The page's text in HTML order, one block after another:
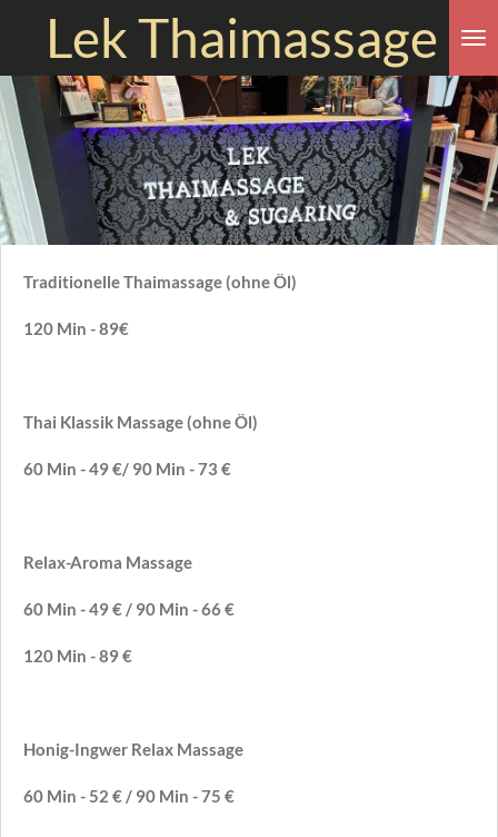
Hauptinhalt
springen
Lek Thaimassage
Traditionelle Thaimassage (ohne Öl)
120 Min - 89€
Thai Klassik Massage (ohne Öl)
60 Min - 49 €/ 90 Min - 73 €
Relax-Aroma Massage
60 Min - 49 € / 90 Min - 66 €
120 Min - 89 €
Honig-Ingwer Relax Massage
60 Min - 52 € / 90 Min - 75 €